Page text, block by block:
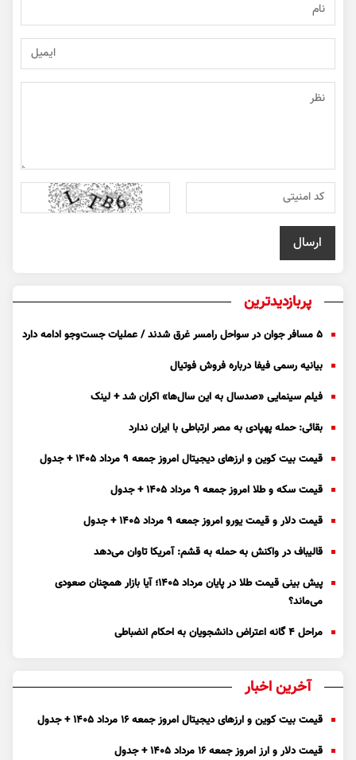
پربازدیدترین
۵ مسافر جوان در سواحل رامسر غرق شدند / عملیات جست‌و‌جو ادامه دارد
بیانیه رسمی فیفا درباره فروش فوتیال
فیلم سینمایی «صدسال به این سال‌ها» اکران شد + لینک
بقائی: حمله پهپادی به مصر ارتباطی با ایران ندارد
قیمت بیت کوین و ارز‌های دیجیتال امروز جمعه ۹ مرداد ۱۴۰۵ + جدول
قیمت سکه و طلا امروز جمعه ۹ مرداد ۱۴۰۵ + جدول
قیمت دلار و قیمت یورو امروز جمعه ۹ مرداد ۱۴۰۵ + جدول
قالیباف در واکنش به حمله به قشم: آمریکا تاوان می‌دهد
پیش بینی قیمت طلا در پایان مرداد 1405؛ آیا بازار همچنان صعودی
می‌ماند؟
مراحل ۴ گانه اعتراض دانشجویان به احکام انضباطی
آخرین اخبار
قیمت بیت کوین و ارز‌های دیجیتال امروز جمعه ۱۶ مرداد ۱۴۰۵ + جدول
قیمت دلار و ارز امروز جمعه ۱۶ مرداد ۱۴۰۵ + جدول